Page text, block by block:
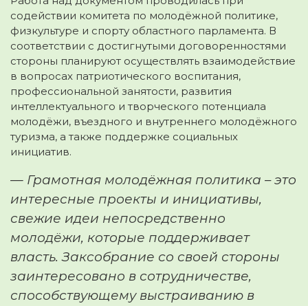
содействии комитета по молодёжной политике,
физкультуре и спорту областного парламента. В
соответствии с достигнутыми договоренностями
стороны планируют осуществлять взаимодействие
в вопросах патриотического воспитания,
профессиональной занятости, развития
интеллектуального и творческого потенциала
молодёжи, въездного и внутреннего молодёжного
туризма, а также поддержке социальных
инициатив.
— Грамотная молодёжная политика – это
интересные проекты и инициативы,
свежие идеи непосредственно
молодёжи, которые поддерживает
власть. Заксобрание со своей стороны
заинтересовано в сотрудничестве,
способствующему выстраиванию в